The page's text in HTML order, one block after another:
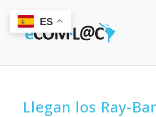
Llegan los Ray-
ES